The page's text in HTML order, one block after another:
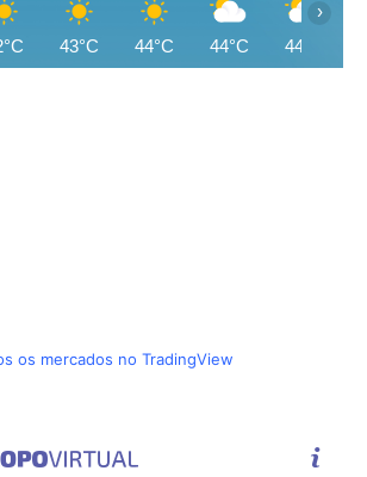
43°C 44°C 44°C 44°C
›
os mercados no TradingView